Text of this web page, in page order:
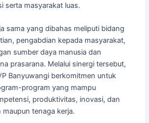
serta masyarakat luas.
sama yang dibahas meliputi bidang
pengabdian kepada masyarakat,
sumber daya manusia dan
prasarana. Melalui sinergi tersebut,
Banyuwangi berkomitmen untuk
program yang mampu
produktivitas, inovasi, dan
maupun tenaga kerja.